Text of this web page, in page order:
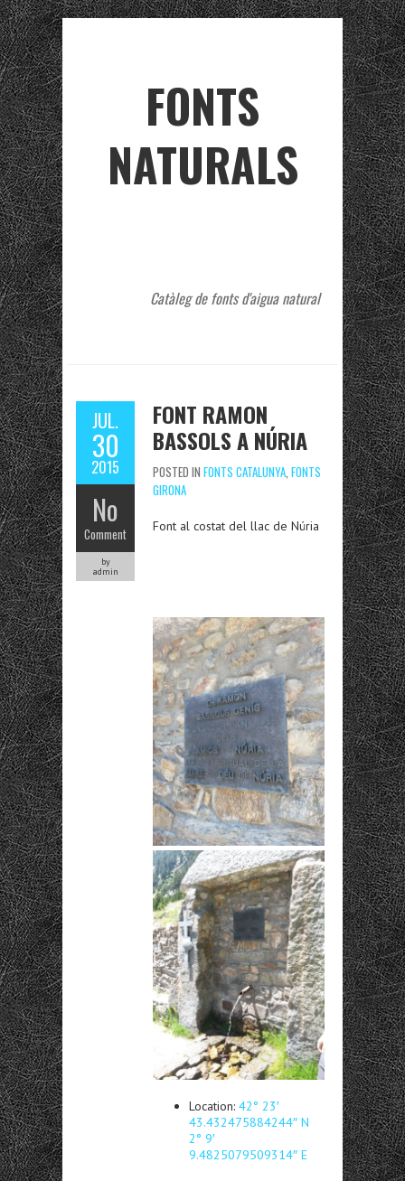
FONTS
NATURALS
Catàleg de fonts d'aigua natural
JUL.
30
2015
No
Comment
by
admin
FONT RAMON
BASSOLS A NÚRIA
POSTED IN FONTS CATALUNYA, FONTS
GIRONA
Font al costat del llac de Núria
Location: 42° 23′
43.432475884244″ N
2° 9′
9.4825079509314″ E